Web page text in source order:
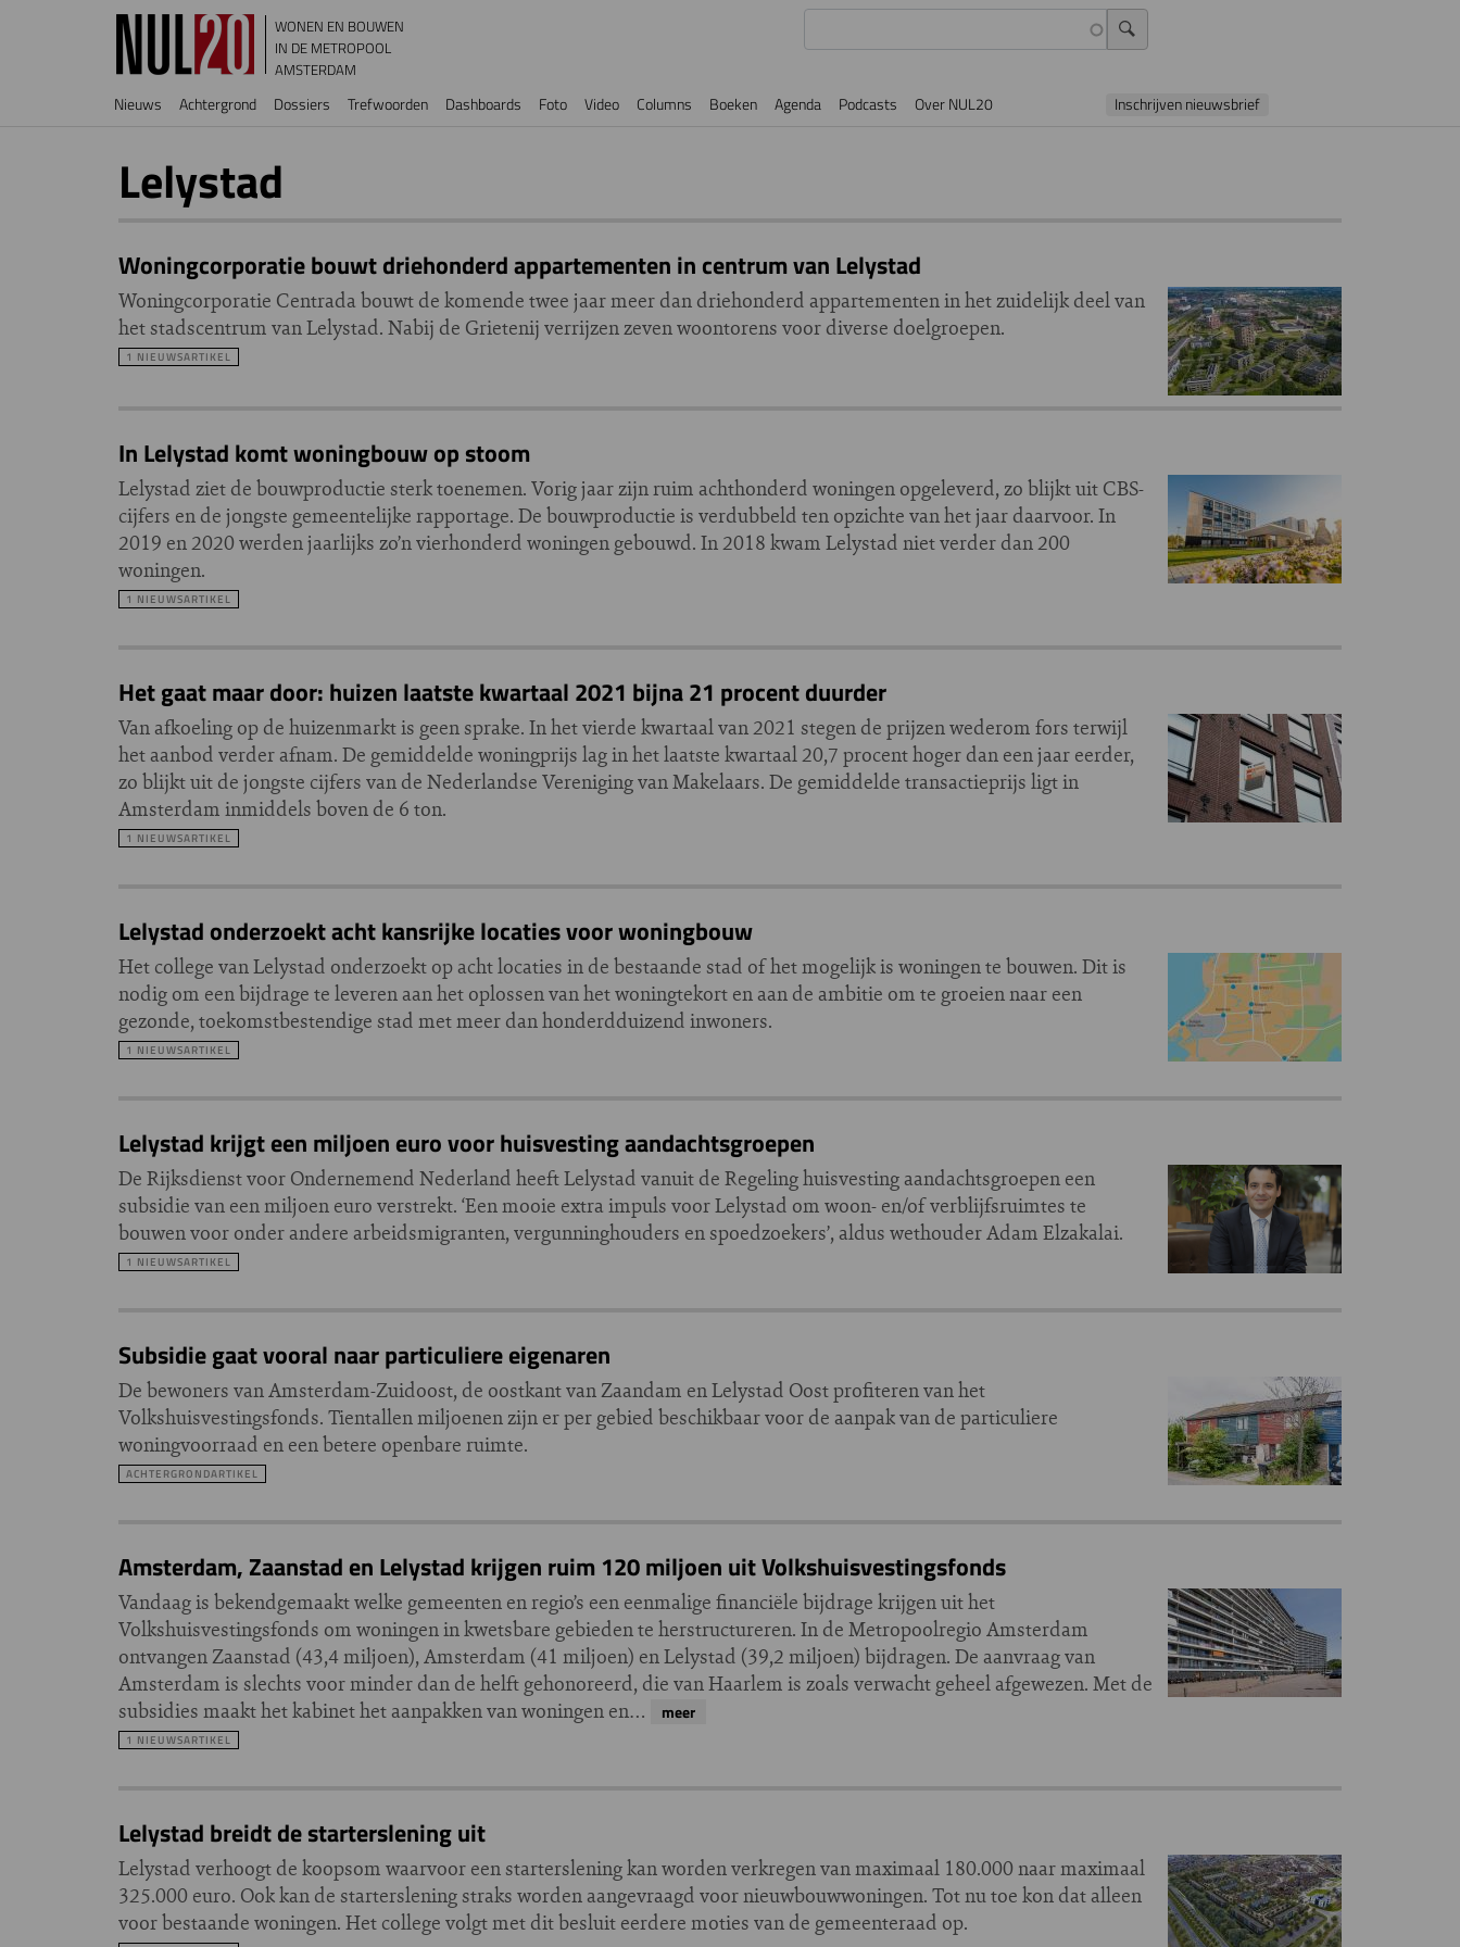
Overslaan en naar de inhoud gaan
WONEN EN BOUWEN
IN DE METROPOOL
AMSTERDAM
Hoofdnavigatie
Nieuws Achtergrond Dossiers Trefwoorden Dashboards Foto Video Columns Boeken Agenda Podcasts Over NUL20 Inschrijven nieuwsbrief
Lelystad
Woningcorporatie bouwt driehonderd appartementen in centrum van Lelystad
Woningcorporatie Centrada bouwt de komende twee jaar meer dan driehonderd appartementen in het zuidelijk deel van
het stadscentrum van Lelystad. Nabij de Grietenij verrijzen zeven woontorens voor diverse doelgroepen.
1 NIEUWSARTIKEL
In Lelystad komt woningbouw op stoom
Lelystad ziet de bouwproductie sterk toenemen. Vorig jaar zijn ruim achthonderd woningen opgeleverd, zo blijkt uit CBS-
cijfers en de jongste gemeentelijke rapportage. De bouwproductie is verdubbeld ten opzichte van het jaar daarvoor. In
2019 en 2020 werden jaarlijks zo’n vierhonderd woningen gebouwd. In 2018 kwam Lelystad niet verder dan 200
woningen.
1 NIEUWSARTIKEL
Het gaat maar door: huizen laatste kwartaal 2021 bijna 21 procent duurder
Van afkoeling op de huizenmarkt is geen sprake. In het vierde kwartaal van 2021 stegen de prijzen wederom fors terwijl
het aanbod verder afnam. De gemiddelde woningprijs lag in het laatste kwartaal 20,7 procent hoger dan een jaar eerder,
zo blijkt uit de jongste cijfers van de Nederlandse Vereniging van Makelaars. De gemiddelde transactieprijs ligt in
Amsterdam inmiddels boven de 6 ton.
1 NIEUWSARTIKEL
Lelystad onderzoekt acht kansrijke locaties voor woningbouw
Het college van Lelystad onderzoekt op acht locaties in de bestaande stad of het mogelijk is woningen te bouwen. Dit is
nodig om een bijdrage te leveren aan het oplossen van het woningtekort en aan de ambitie om te groeien naar een
gezonde, toekomstbestendige stad met meer dan honderdduizend inwoners.
1 NIEUWSARTIKEL
Lelystad krijgt een miljoen euro voor huisvesting aandachtsgroepen
De Rijksdienst voor Ondernemend Nederland heeft Lelystad vanuit de Regeling huisvesting aandachtsgroepen een
subsidie van een miljoen euro verstrekt. ‘Een mooie extra impuls voor Lelystad om woon- en/of verblijfsruimtes te
bouwen voor onder andere arbeidsmigranten, vergunninghouders en spoedzoekers’, aldus wethouder Adam Elzakalai.
1 NIEUWSARTIKEL
Subsidie gaat vooral naar particuliere eigenaren
De bewoners van Amsterdam-Zuidoost, de oostkant van Zaandam en Lelystad Oost profiteren van het
Volkshuisvestingsfonds. Tientallen miljoenen zijn er per gebied beschikbaar voor de aanpak van de particuliere
woningvoorraad en een betere openbare ruimte.
ACHTERGRONDARTIKEL
Amsterdam, Zaanstad en Lelystad krijgen ruim 120 miljoen uit Volkshuisvestingsfonds
Vandaag is bekendgemaakt welke gemeenten en regio’s een eenmalige financiële bijdrage krijgen uit het
Volkshuisvestingsfonds om woningen in kwetsbare gebieden te herstructureren. In de Metropoolregio Amsterdam
ontvangen Zaanstad (43,4 miljoen), Amsterdam (41 miljoen) en Lelystad (39,2 miljoen) bijdragen. De aanvraag van
Amsterdam is slechts voor minder dan de helft gehonoreerd, die van Haarlem is zoals verwacht geheel afgewezen. Met de
subsidies maakt het kabinet het aanpakken van woningen en…
meer
1 NIEUWSARTIKEL
Lelystad breidt de starterslening uit
Lelystad verhoogt de koopsom waarvoor een starterslening kan worden verkregen van maximaal 180.000 naar maximaal
325.000 euro. Ook kan de starterslening straks worden aangevraagd voor nieuwbouwwoningen. Tot nu toe kon dat alleen
voor bestaande woningen. Het college volgt met dit besluit eerdere moties van de gemeenteraad op.